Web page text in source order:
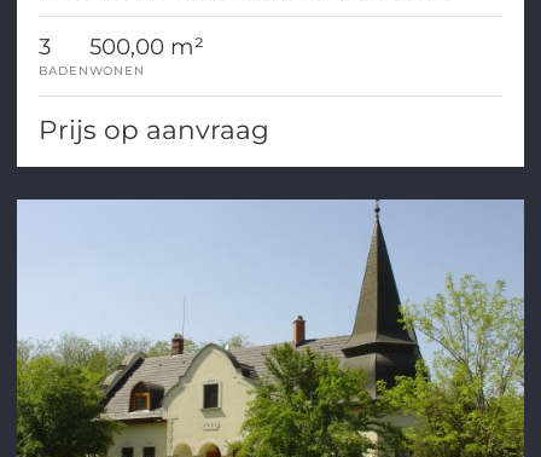
3
BADEN
500,00 m²
WONEN
Prijs op aanvraag